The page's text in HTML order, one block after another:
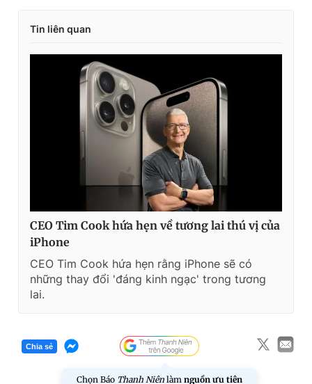
Tin liên quan
CEO Tim Cook hứa hẹn về tương lai thú vị của
iPhone
CEO Tim Cook hứa hẹn rằng iPhone sẽ có
những thay đổi 'đáng kinh ngạc' trong tương
lai.
Chia sẻ
Chọn Báo Thanh Niên làm nguồn ưu tiên